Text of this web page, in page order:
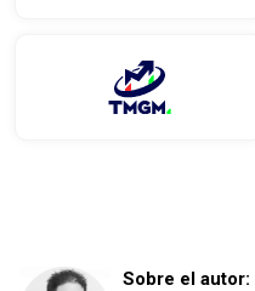
Sobre el autor: